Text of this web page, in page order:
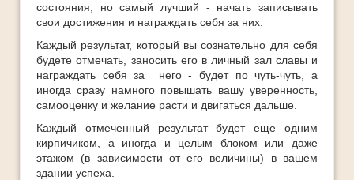
состояния, но самый лучший - начать записывать
свои достижения и награждать себя за них.
Каждый результат, который вы сознательно для себя
будете отмечать, заносить его в личный зал славы и
награждать себя за него - будет по чуть-чуть, а
иногда сразу намного повышать вашу уверенность,
самооценку и желание расти и двигаться дальше.
Каждый отмеченный результат будет еще одним
кирпичиком, а иногда и целым блоком или даже
этажом (в зависимости от его величины) в вашем
здании успеха.